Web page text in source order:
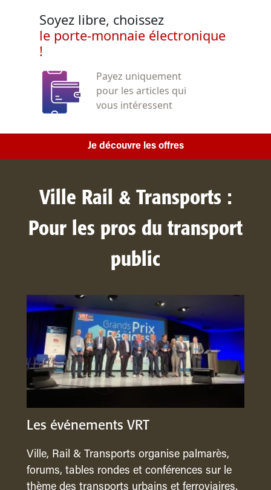
Soyez libre, choissez
le porte-monnaie électronique
!
Payez uniquement
pour les articles qui
vous intéressent
Je découvre les offres
Ville Rail & Transports :
Pour les pros du transport
public
Les événements VRT
Ville, Rail & Transports organise palmarès,
forums, tables rondes et conférences sur le
thème des transports urbains et ferroviaires.